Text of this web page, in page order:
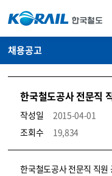
채용공고
한국철도공사 전문직
작성일
2015-04-01
조회수
19,834
코레일소개_경영공시_채용공고 상세보기 – 내용, 파일, 담당자 연락처로 구성
한국철도공사 전문직 직원